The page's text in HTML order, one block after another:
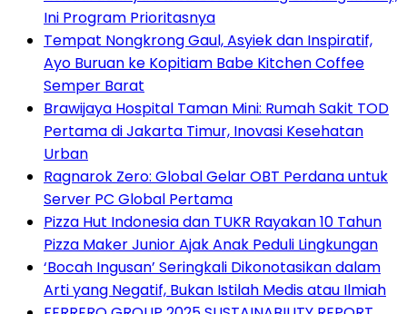
Ini Program Prioritasnya
Tempat Nongkrong Gaul, Asyiek dan Inspiratif,
Ayo Buruan ke Kopitiam Babe Kitchen Coffee
Semper Barat
Brawijaya Hospital Taman Mini: Rumah Sakit TOD
Pertama di Jakarta Timur, Inovasi Kesehatan
Urban
Ragnarok Zero: Global Gelar OBT Perdana untuk
Server PC Global Pertama
Pizza Hut Indonesia dan TUKR Rayakan 10 Tahun
Pizza Maker Junior Ajak Anak Peduli Lingkungan
‘Bocah Ingusan’ Seringkali Dikonotasikan dalam
Arti yang Negatif, Bukan Istilah Medis atau Ilmiah